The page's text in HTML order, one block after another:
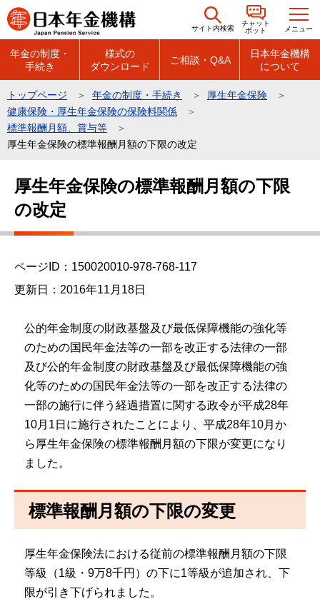
こ
の
の
先
頭
サイト内検索
チャット
ボット
メニュー
年金の制度・
手続き
様式の
ダウンロード
ご相談・Q&A
日本年金機構
について
トップページ 年金の制度・手続き
厚生年金保険
健康保険・厚生年金保険の保険料関係
標準報酬月額、賞与等
厚生年金保険の標準報酬月額の下限の改定
厚生年金保険の標準報酬月額の下限
の改定
ページID：150020010-978-768-117
更新日：2016年11月18日
公的年金制度の財政基盤及び最低保障機能の強化等
のための国民年金法等の一部を改正する法律の一部
及び公的年金制度の財政基盤及び最低保障機能の強
化等のための国民年金法等の一部を改正する法律の
一部の施行に伴う経過措置に関する政令が平成28年
10月1日に施行されたことにより、平成28年10月か
ら厚生年金保険の標準報酬月額の下限が変更になり
ました。
標準報酬月額の下限の変更
厚生年金保険法における従前の標準報酬月額の下限
等級（1級・9万8千円）の下に1等級が追加され、下
限が引き下げられました。